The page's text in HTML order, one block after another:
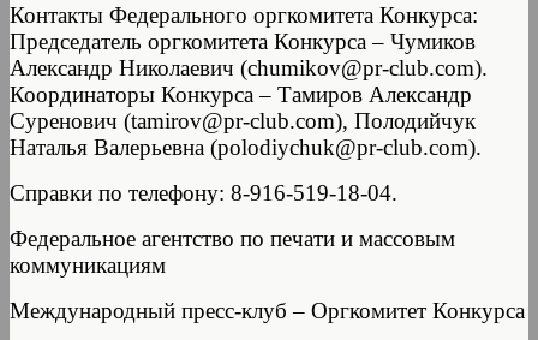
Контакты Федерального оргкомитета Конкурса:
Председатель оргкомитета Конкурса – Чумиков
Александр Николаевич (chumikov@pr-club.com).
Координаторы Конкурса – Тамиров Александр
Суренович (tamirov@pr-club.com), Полодийчук
Наталья Валерьевна (polodiychuk@pr-club.com).
Справки по телефону: 8-916-519-18-04.
Федеральное агентство по печати и массовым
коммуникациям
Международный пресс-клуб – Оргкомитет Конкурса